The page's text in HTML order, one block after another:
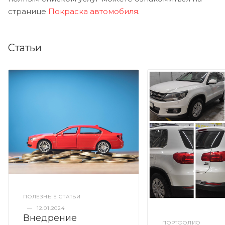
странице Покраска автомобиля.
Статьи
ПОЛЕЗНЫЕ СТАТЬИ
—
12.01.2024
Внедрение
ПОРТФОЛИО